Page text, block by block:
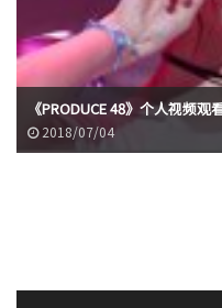
《PRODUCE 48》个人视频观
2018/07/04